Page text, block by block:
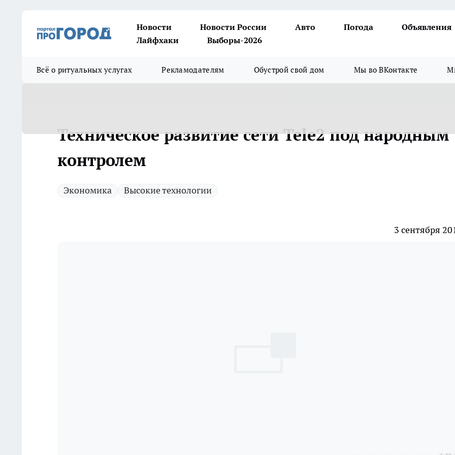
Новости Новости России Авто Погода
Объявления
Лайфхаки
Выборы-2026
Всё о ритуальных услугах Рекламодателям Обустрой свой дом Мы во ВКонтакте
Техническое развитие сети Tele2 под народным
контролем
Экономика Высокие технологии
3 сентября